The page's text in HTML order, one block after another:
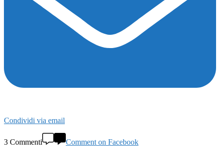
Condividi via email
3 Commenti
Comment on Facebook